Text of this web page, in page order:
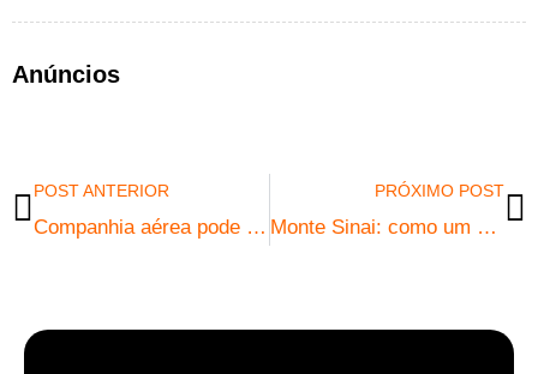
Anúncios
POST ANTERIOR
Companhia aérea pode colocar passageiro em quarto com estranhos? Entenda as regras e direitos após voo cancelado
PRÓXIMO POST
Monte Sinai: como um dos lugares mais sagrados do mundo pode se tornar um resort de luxo